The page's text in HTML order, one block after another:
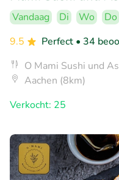
Vandaag Di Wo Do
9.5
Perfect • 34
O Mami Sushi und
Aachen (8km)
Verkocht: 25